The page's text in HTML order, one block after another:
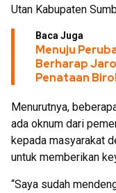
Utan Kabupaten
Baca Juga
Menuju
Berharap
Penataan
Menurutnya,
ada oknum dari
kepada masyarakat
untuk memberikan
“Saya sudah